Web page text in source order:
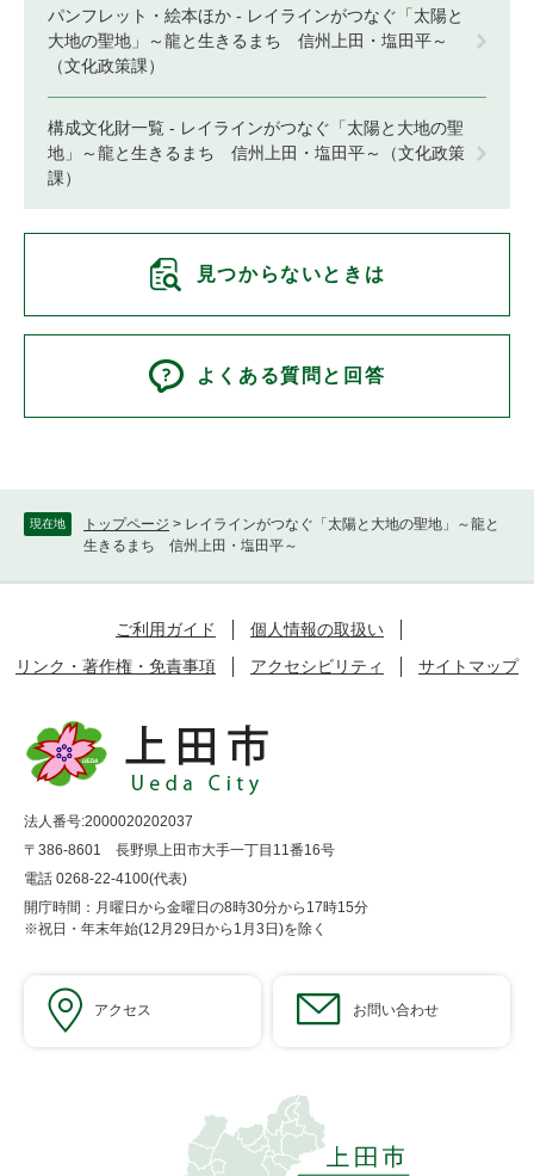
現在地 トップページ > レイラインがつなぐ「太陽と大地の聖地」～龍と
生きるまち 信州上田・塩田平～
パンフレット・絵本ほか - レイラインがつなぐ「太陽と
大地の聖地」～龍と生きるまち 信州上田・塩田平～
（文化政策課）
構成文化財一覧 - レイラインがつなぐ「太陽と大地の聖
地」～龍と生きるまち 信州上田・塩田平～（文化政策
課）
見つからないときは
よくある質問と回答
ご利用ガイド
個人情報の取扱い
リンク・著作権・免責事項
アクセシビリティ サイトマップ
法人番号:2000020202037
〒386-8601 長野県上田市大手一丁目11番16号
電話 0268-22-4100(代表)
開庁時間：月曜日から金曜日の8時30分から17時15分
※祝日・年末年始(12月29日から1月3日)を除く
アクセス お問い合わせ